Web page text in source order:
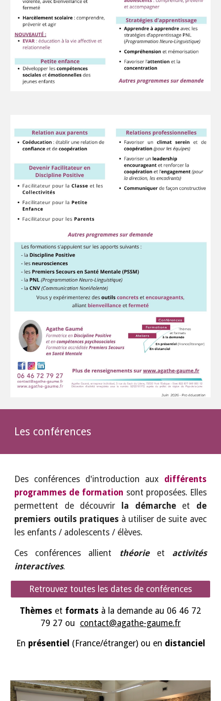
Les conférences
Des conférences d'introduction aux différents
programmes de formation sont proposées. Elles
permettent de découvrir
la démarche et de
premiers outils pratiques à utiliser de suite avec
les enfants / adolescents / élèves.
Ces conférences allient théorie et activités
interactives.
Retrouvez toutes les dates de conférences
Thèmes et formats à la demande au 06 46 72
79 27 ou contact@agathe-gaume.fr
En présentiel (France/étranger) ou en distanciel